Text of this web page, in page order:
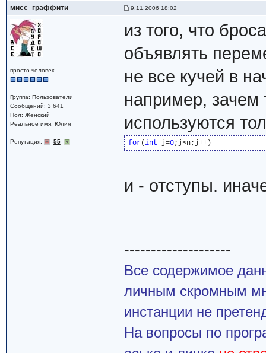
мисс_граффити 9.11.2006 18:02
просто человек
Группа: Пользователи
Сообщений: 3 641
Пол: Женский
Реальное имя: Юлия
Репутация: 55
из того, что
объявлять
не все кучей в
например, зачем
используются
for(int j=0
и - отступы.
--------------------
Все содержимое
личным скромным
инстанции не
На вопросы по